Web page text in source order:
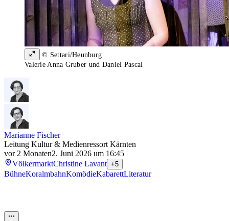
© Settari/Heunburg
Valerie Anna Gruber und Daniel Pascal
Marianne Fischer
Leitung Kultur & Medienressort Kärnten
vor 2 Monaten2. Juni 2026 um 16:45
VölkermarktChristine Lavant +5
BühneKoralmbahnKomödieKabarettLiteratur